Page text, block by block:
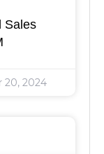
Sales
20, 2024